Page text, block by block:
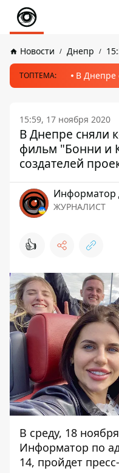
Новости Днепр
ТОПТЕМА: В Днепре
15:59, 17 ноября 2020
В Днепре сняли
фильм "Бонни и
создателей
Информатор
ЖУРНАЛИСТ
👍
В среду, 18
Информатор по
14, пройдет